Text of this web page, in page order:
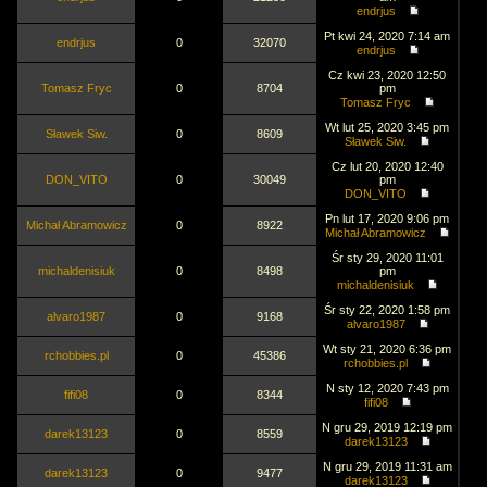
endrjus
endrjus 0 32070
Pt kwi 24, 2020 7:14 am
endrjus
Tomasz Fryc 0 8704
Cz kwi 23, 2020 12:50
pm
Tomasz Fryc
Sławek Siw. 0 8609
Wt lut 25, 2020 3:45 pm
Sławek Siw.
DON_VITO 0 30049
Cz lut 20, 2020 12:40
pm
DON_VITO
Michał Abramowicz 0 8922
Pn lut 17, 2020 9:06 pm
Michał Abramowicz
michaldenisiuk 0 8498
Śr sty 29, 2020 11:01
pm
michaldenisiuk
alvaro1987 0 9168
Śr sty 22, 2020 1:58 pm
alvaro1987
rchobbies.pl 0 45386
Wt sty 21, 2020 6:36 pm
rchobbies.pl
fifi08 0 8344
N sty 12, 2020 7:43 pm
fifi08
darek13123 0 8559
N gru 29, 2019 12:19 pm
darek13123
darek13123 0 9477
N gru 29, 2019 11:31 am
darek13123